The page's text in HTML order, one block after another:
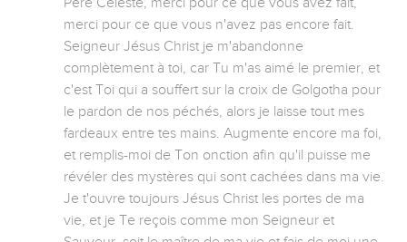
merci pour ce que vous n'avez pas encore fait.
Seigneur Jésus Christ je m'abandonne
complètement à toi, car Tu m'as aimé le premier, et
c'est Toi qui a souffert sur la croix de Golgotha pour
le pardon de nos péchés, alors je laisse tout mes
fardeaux entre tes mains. Augmente encore ma foi,
et remplis-moi de Ton onction afin qu'il puisse me
révéler des mystères qui sont cachées dans ma vie.
Je t'ouvre toujours Jésus Christ les portes de ma
vie, et je Te reçois comme mon Seigneur et